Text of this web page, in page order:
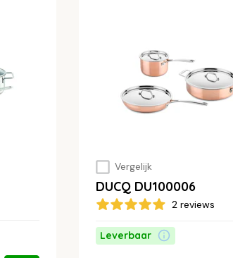
Vergelijk
DUCQ DU100006
2 reviews
Leverbaar